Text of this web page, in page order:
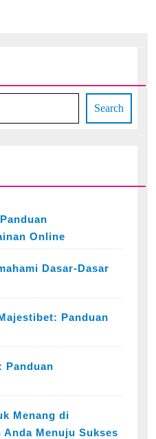
Search
Online
Dasar-Dasar
Panduan
Panduan
Menang di
Menuju Sukses